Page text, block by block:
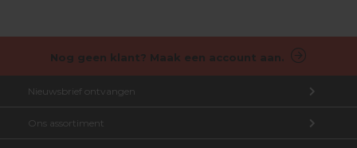
Nog geen klant? Maak een account aan.
Nieuwsbrief ontvangen
Aanmelden nieuwsbrief
Ons assortiment